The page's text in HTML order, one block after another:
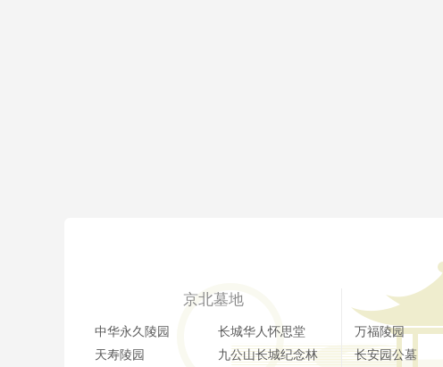
京北墓地
中华永久陵园
长城华人怀思堂
天寿陵园
九公山长城纪念林
万福陵园
长安园公墓